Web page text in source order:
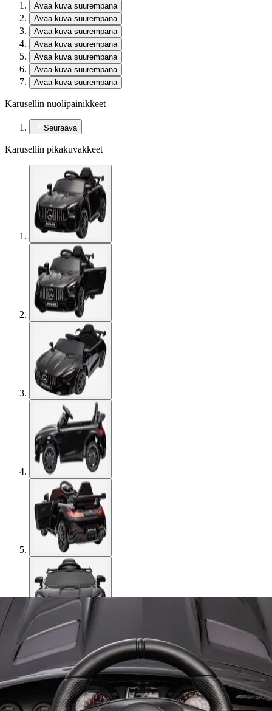
Avaa kuva suurempana
Avaa kuva suurempana
Avaa kuva suurempana
Avaa kuva suurempana
Avaa kuva suurempana
Avaa kuva suurempana
Avaa kuva suurempana
Karusellin nuolipainikkeet
Seuraava
Karusellin pikakuvakkeet